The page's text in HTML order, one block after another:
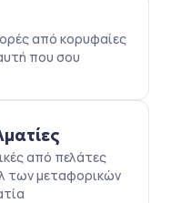
από κορυφαίες
που σου
από πελάτες
των μεταφορικών